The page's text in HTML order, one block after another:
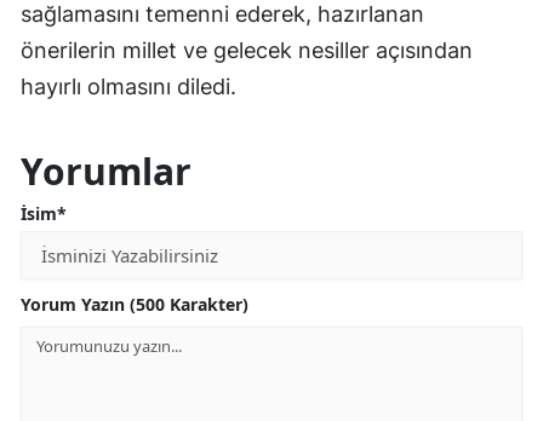
sağlamasını temenni ederek, hazırlanan
önerilerin millet ve gelecek nesiller açısından
hayırlı olmasını diledi.
Yorumlar
İsim*
Yorum Yazın (500 Karakter)